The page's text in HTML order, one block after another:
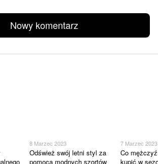
Nowy komentarz
8 Marzec 2023
Odśwież swój letni styl za
pomocą modnych szortów
7 Marzec 2023
Co
kupić w